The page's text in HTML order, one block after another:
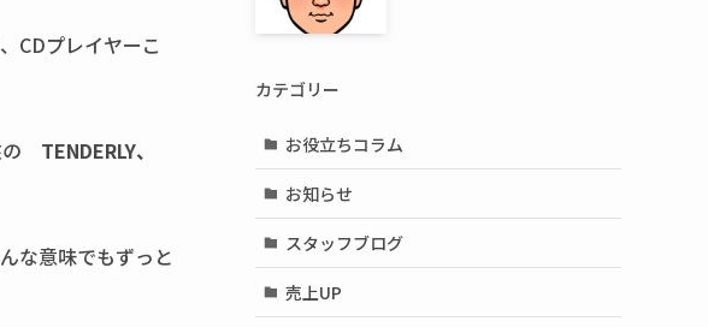
CDプレイヤーこ
の TENDERLY、
な意味でもずっと
カテゴリー
お役立ちコラム
お知らせ
スタッフブログ
売上UP